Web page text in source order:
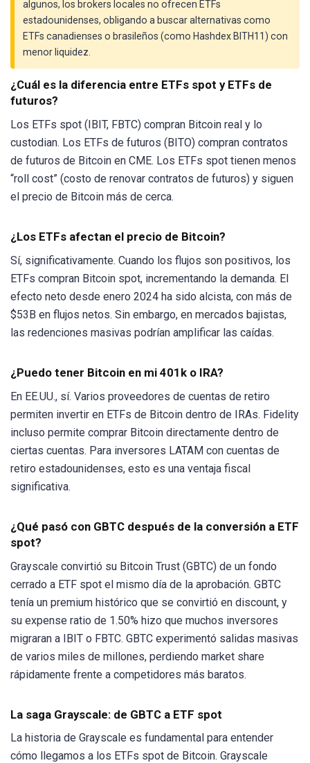
algunos, los brokers locales no ofrecen ETFs
estadounidenses, obligando a buscar alternativas como
ETFs canadienses o brasileños (como Hashdex BITH11) con
menor liquidez.
¿Cuál es la diferencia entre ETFs spot y ETFs de
futuros?
Los ETFs spot (IBIT, FBTC) compran Bitcoin real y lo
custodian. Los ETFs de futuros (BITO) compran contratos
de futuros de Bitcoin en CME. Los ETFs spot tienen menos
“roll cost” (costo de renovar contratos de futuros) y siguen
el precio de Bitcoin más de cerca.
¿Los ETFs afectan el precio de Bitcoin?
Sí, significativamente. Cuando los flujos son positivos, los
ETFs compran Bitcoin spot, incrementando la demanda. El
efecto neto desde enero 2024 ha sido alcista, con más de
$53B en flujos netos. Sin embargo, en mercados bajistas,
las redenciones masivas podrían amplificar las caídas.
¿Puedo tener Bitcoin en mi 401k o IRA?
En EE.UU., sí. Varios proveedores de cuentas de retiro
permiten invertir en ETFs de Bitcoin dentro de IRAs. Fidelity
incluso permite comprar Bitcoin directamente dentro de
ciertas cuentas. Para inversores LATAM con cuentas de
retiro estadounidenses, esto es una ventaja fiscal
significativa.
¿Qué pasó con GBTC después de la conversión a ETF
spot?
Grayscale convirtió su Bitcoin Trust (GBTC) de un fondo
cerrado a ETF spot el mismo día de la aprobación. GBTC
tenía un premium histórico que se convirtió en discount, y
su expense ratio de 1.50% hizo que muchos inversores
migraran a IBIT o FBTC. GBTC experimentó salidas masivas
de varios miles de millones, perdiendo market share
rápidamente frente a competidores más baratos.
La saga Grayscale: de GBTC a ETF spot
La historia de Grayscale es fundamental para entender
cómo llegamos a los ETFs spot de Bitcoin. Grayscale